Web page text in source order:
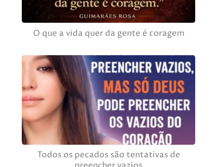
O que a vida quer da gente é coragem
Todos os pecados são tentativas de